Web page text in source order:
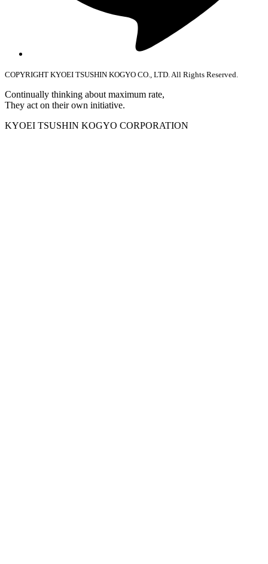
COPYRIGHT KYOEI TSUSHIN KOGYO CO., LTD. All Rights Reserved.
Continually thinking about maximum rate,
They act on their own initiative.
KYOEI TSUSHIN KOGYO CORPORATION